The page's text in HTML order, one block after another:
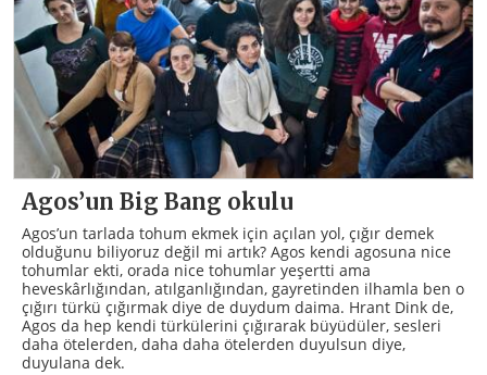
Agos’un Big Bang okulu
Agos’un tarlada tohum ekmek için açılan yol, çığır demek
olduğunu biliyoruz değil mi artık? Agos kendi agosuna nice
tohumlar ekti, orada nice tohumlar yeşertti ama
heveskârlığından, atılganlığından, gayretinden ilhamla ben o
çığırı türkü çığırmak diye de duydum daima. Hrant Dink de,
Agos da hep kendi türkülerini çığırarak büyüdüler, sesleri
daha ötelerden, daha daha ötelerden duyulsun diye,
duyulana dek.